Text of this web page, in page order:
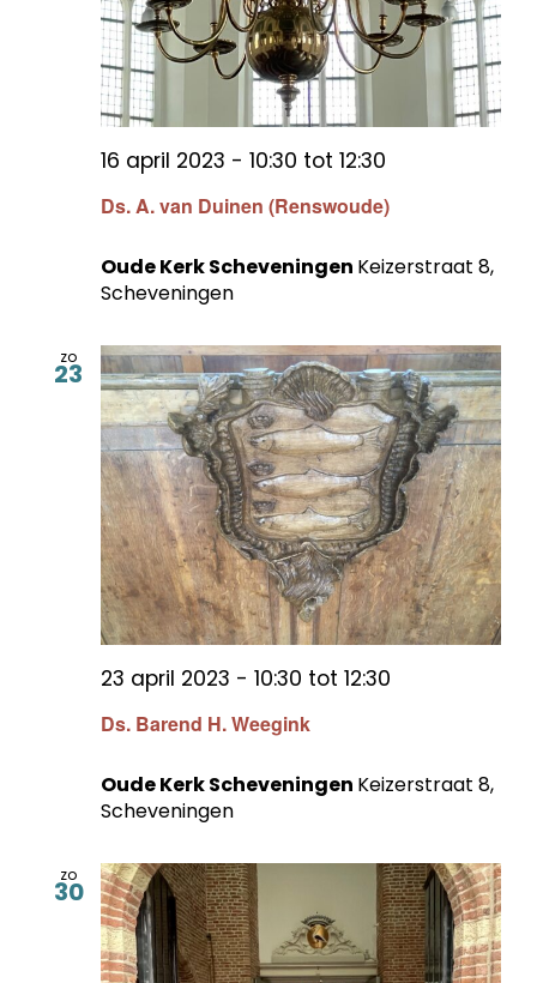
Ds. A. van Duinen (Renswoude)
16 april 2023 - 10:30 tot 12:30
Oude Kerk Scheveningen Keizerstraat 8,
Scheveningen
zo
23
Ds. Barend H. Weegink
23 april 2023 - 10:30 tot 12:30
Oude Kerk Scheveningen Keizerstraat 8,
Scheveningen
zo
30